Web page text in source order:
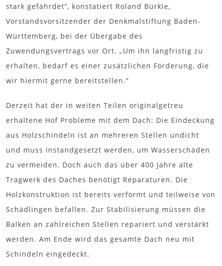
stark gefährdet“, konstatiert Roland Bürkle,
Vorstandsvorsitzender der Denkmalstiftung Baden-
Württemberg, bei der Übergabe des
Zuwendungsvertrags vor Ort. „Um ihn langfristig zu
erhalten, bedarf es einer zusätzlichen Förderung, die
wir hiermit gerne bereitstellen.“
Derzeit hat der in weiten Teilen originalgetreu
erhaltene Hof Probleme mit dem Dach: Die Eindeckung
aus Holzschindeln ist an mehreren Stellen undicht
und muss instandgesetzt werden, um Wasserschäden
zu vermeiden. Doch auch das über 400 Jahre alte
Tragwerk des Daches benötigt Reparaturen. Die
Holzkonstruktion ist bereits verformt und teilweise von
Schädlingen befallen. Zur Stabilisierung müssen die
Balken an zahlreichen Stellen repariert und verstärkt
werden. Am Ende wird das gesamte Dach neu mit
Schindeln eingedeckt.